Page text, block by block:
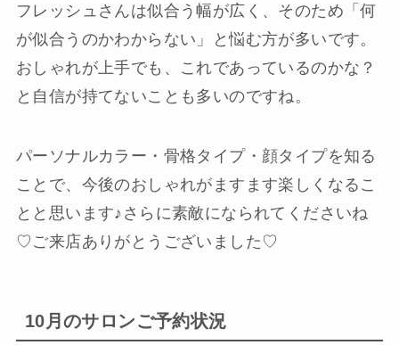
フレッシュさんは似合う幅が広く、そのため「何
が似合うのかわからない」と悩む方が多いです。
おしゃれが上手でも、これであっているのかな？
と自信が持てないことも多いのですね。
パーソナルカラー・骨格タイプ・顔タイプを知る
ことで、今後のおしゃれがますます楽しくなるこ
とと思います♪さらに素敵になられてくださいね
♡ご来店ありがとうございました♡
10月のサロンご予約状況